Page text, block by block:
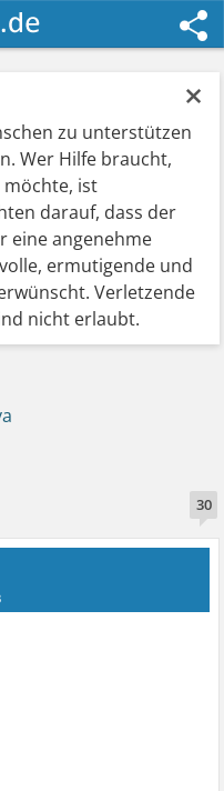
×
zu unterstützen
Wer Hilfe braucht,
ist
darauf, dass der
eine angenehme
ermutigende und
Verletzende
nicht erlaubt.
30